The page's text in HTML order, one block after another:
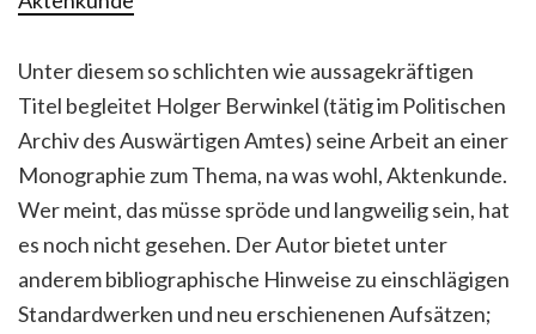
Unter diesem so schlichten wie aussagekräftigen
Titel begleitet Holger Berwinkel (tätig im Politischen
Archiv des Auswärtigen Amtes) seine Arbeit an einer
Monographie zum Thema, na was wohl, Aktenkunde.
Wer meint, das müsse spröde und langweilig sein, hat
es noch nicht gesehen. Der Autor bietet unter
anderem bibliographische Hinweise zu einschlägigen
Standardwerken und neu erschienenen Aufsätzen;